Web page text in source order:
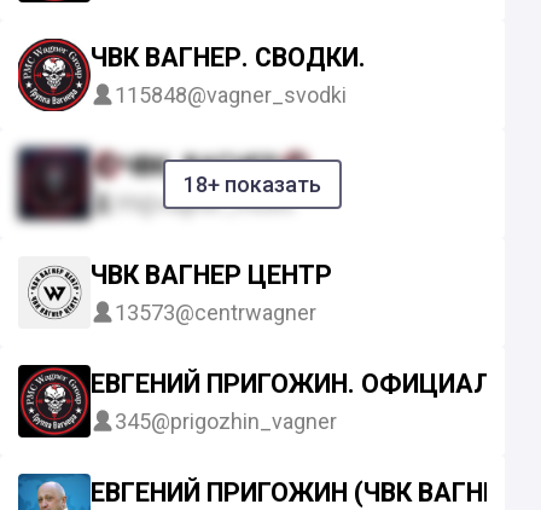
ЧВК ВАГНЕР. СВОДКИ.
115848@vagner_svodki
18+ показать
ЧВК_ВАГНЕР
99@vagner_music
ЧВК ВАГНЕР ЦЕНТР
13573@centrwagner
ЕВГЕНИЙ ПРИГОЖИН.
345@prigozhin_vagner
ЕВГЕНИЙ ПРИГОЖИН (ЧВК ВАГНЕР)